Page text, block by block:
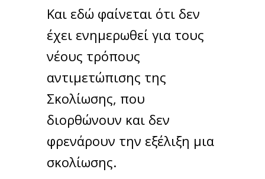
Και εδώ φαίνεται ότι δεν
έχει ενημερωθεί για τους
νέους τρόπους
αντιμετώπισης της
Σκολίωσης, που
διορθώνουν και δεν
φρενάρουν την εξέλιξη μια
σκολίωσης.